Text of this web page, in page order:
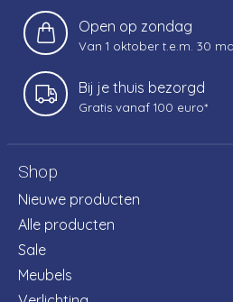
Open op zondag
Van 1 oktober t.e.m. 30
Bij je thuis bezorgd
Gratis vanaf 100 euro*
Shop
Nieuwe producten
Alle producten
Sale
Meubels